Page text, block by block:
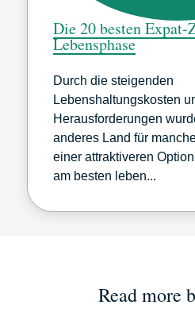
Die 20 besten
Lebensphase
Durch die steigenden
Lebenshaltungskosten
Herausforderungen
anderes Land für
einer attraktiveren
am besten leben...
Read more